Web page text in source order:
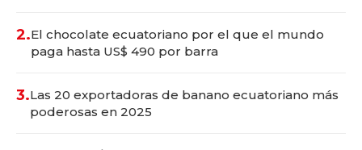
2.El chocolate ecuatoriano por el que el mundo
paga hasta US$ 490 por barra
3.Las 20 exportadoras de banano ecuatoriano más
poderosas en 2025